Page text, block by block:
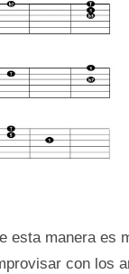
esta manera es
con los